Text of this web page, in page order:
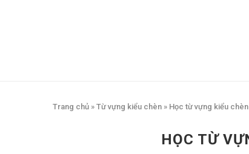
Trang chủ » Từ vựng kiểu chèn » Học từ vựng kiểu
HỌC TỪ